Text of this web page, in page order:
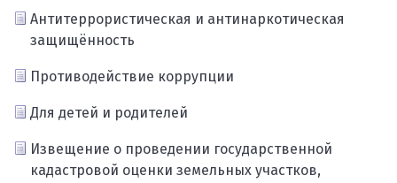
Антитеррористическая и антинаркотическая
защищённость
Противодействие коррупции
Для детей и родителей
Извещение о проведении государственной
кадастровой оценки земельных участков,